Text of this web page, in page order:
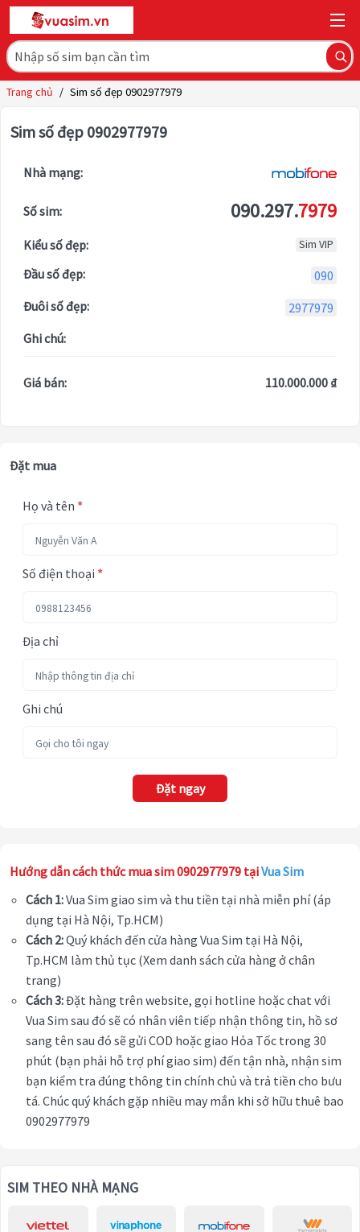
Trang chủ / Sim số đẹp 0902977979
Sim số đẹp 0902977979
Nhà mạng:
Số sim: 090.297.7979
Kiểu số đẹp: Sim VIP
Đầu số đẹp:
090
Đuôi số đẹp:
2977979
Ghi chú:
Giá bán: 110.000.000 ₫
Đặt mua
Họ và tên *
Số điện thoại *
Địa chỉ
Ghi chú
Đặt ngay
Hướng dẫn cách thức mua sim 0902977979 tạiVua Sim
Cách 1:Vua Sim giao sim và thu tiền tại nhà miễn phí (áp
dụng tại Hà Nội, Tp.HCM)
Cách 2:Quý khách đến cửa hàng Vua Sim tại Hà Nội,
Tp.HCM làm thủ tục (Xem danh sách cửa hàng ở chân
trang)
Cách 3:Đặt hàng trên website, gọi hotline hoặc chat với
Vua Sim sau đó sẽ có nhân viên tiếp nhận thông tin, hồ sơ
sang tên sau đó sẽ gửi COD hoặc giao Hỏa Tốc trong 30
phút (bạn phải hỗ trợ phí giao sim) đến tận nhà, nhận sim
bạn kiểm tra đúng thông tin chính chủ và trả tiền cho bưu
tá. Chúc quý khách gặp nhiều may mắn khi sở hữu thuê bao
0902977979
SIM THEO NHÀ MẠNG